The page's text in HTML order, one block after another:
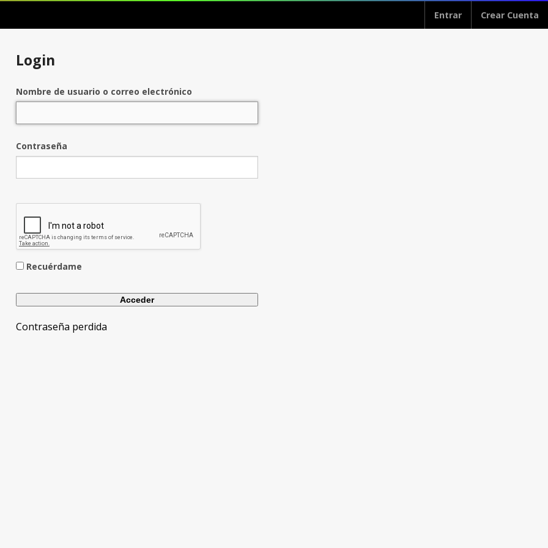
Entrar Crear Cuenta
Login
Nombre de usuario o correo electrónico
Contraseña
Recuérdame
Contraseña perdida